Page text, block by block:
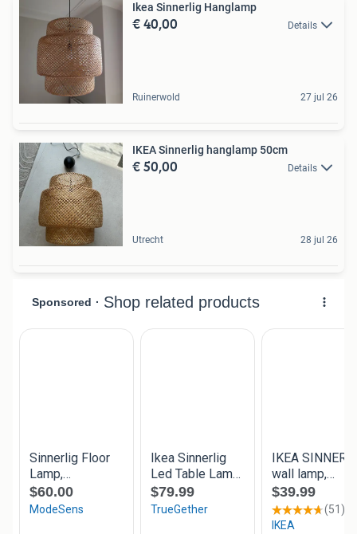
Ikea Sinnerlig Hanglamp
€ 40,00 Details
Ruinerwold 27 jul 26
IKEA Sinnerlig hanglamp 50cm
€ 50,00 Details
Utrecht 28 jul 26